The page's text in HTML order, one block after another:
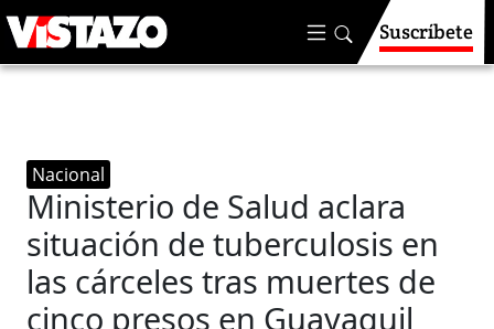
Suscríbete
Nacional
Ministerio de Salud aclara
situación de tuberculosis en
las cárceles tras muertes de
cinco presos en Guayaquil